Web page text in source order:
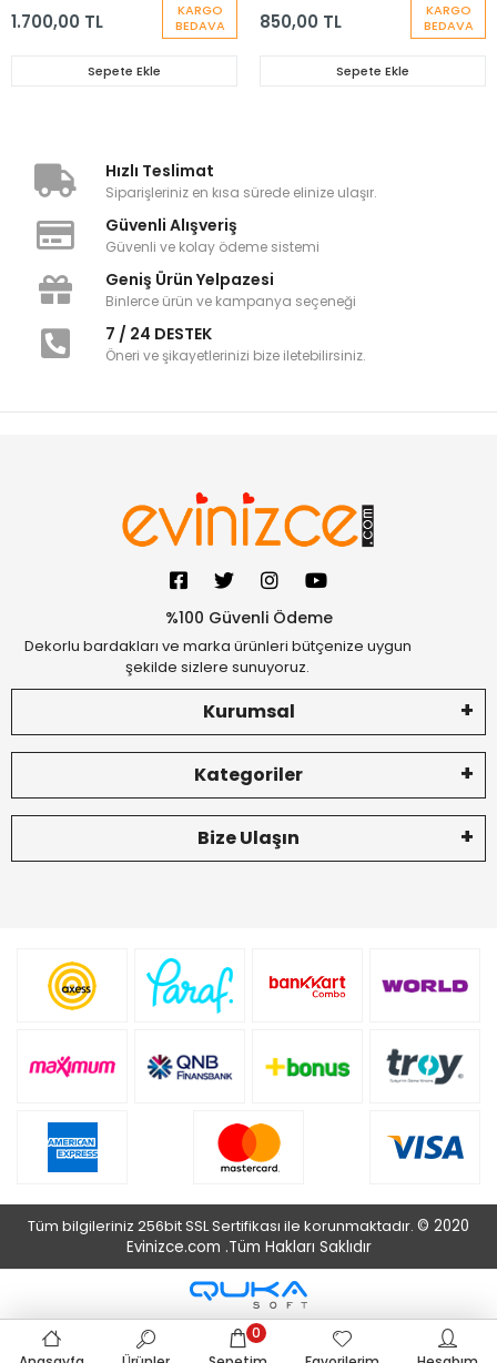
KARGO
BEDAVA
1.700,00 TL
Sepete Ekle
KARGO
BEDAVA
850,00 TL
Sepete Ekle
Hızlı Teslimat
Siparişleriniz en kısa sürede elinize ulaşır.
Güvenli Alışveriş
Güvenli ve kolay ödeme sistemi
Geniş Ürün Yelpazesi
Binlerce ürün ve kampanya seçeneği
7 / 24 DESTEK
Öneri ve şikayetlerinizi bize iletebilirsiniz.
%100 Güvenli Ödeme
Dekorlu bardakları ve marka ürünleri bütçenize uygun
şekilde sizlere sunuyoruz.
Kurumsal
Kategoriler
Bize Ulaşın
Tüm bilgileriniz 256bit SSL Sertifikası ile korunmaktadır. © 2020
Evinizce.com .Tüm Hakları Saklıdır
0